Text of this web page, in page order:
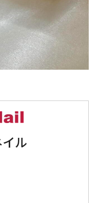
ル